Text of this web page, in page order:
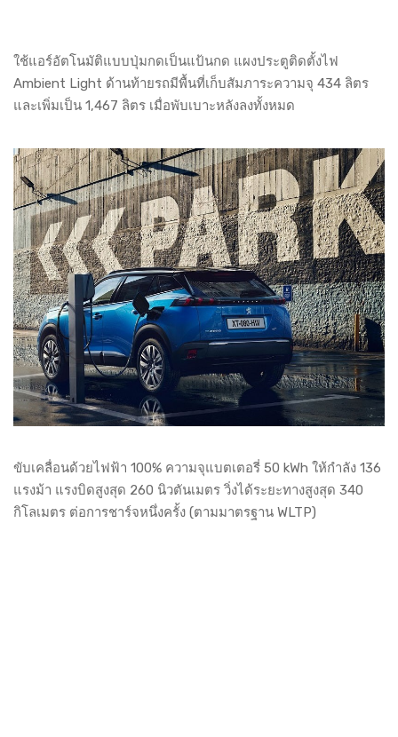
ใช้แอร์อัตโนมัติแบบปุ่มกดเป็นแป้นกด แผงประตูติดตั้งไฟ
Ambient Light ด้านท้ายรถมีพื้นที่เก็บสัมภาระความจุ 434 ลิตร
และเพิ่มเป็น 1,467 ลิตร เมื่อพับเบาะหลังลงทั้งหมด
ขับเคลื่อนด้วยไฟฟ้า 100% ความจุแบตเตอรี่ 50 kWh ให้กำลัง 136
แรงม้า แรงบิดสูงสุด 260 นิวตันเมตร วิ่งได้ระยะทางสูงสุด 340
กิโลเมตร ต่อการชาร์จหนึ่งครั้ง (ตามมาตรฐาน WLTP)